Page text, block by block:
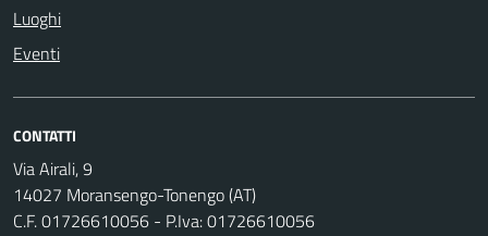
Luoghi
Eventi
CONTATTI
Via Airali, 9
14027 Moransengo-Tonengo (AT)
C.F. 01726610056 - P.Iva: 01726610056